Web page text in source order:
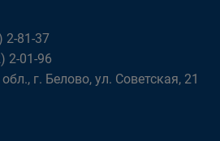
2-81-37
2-01-96
г. Белово, ул. Советская, 21